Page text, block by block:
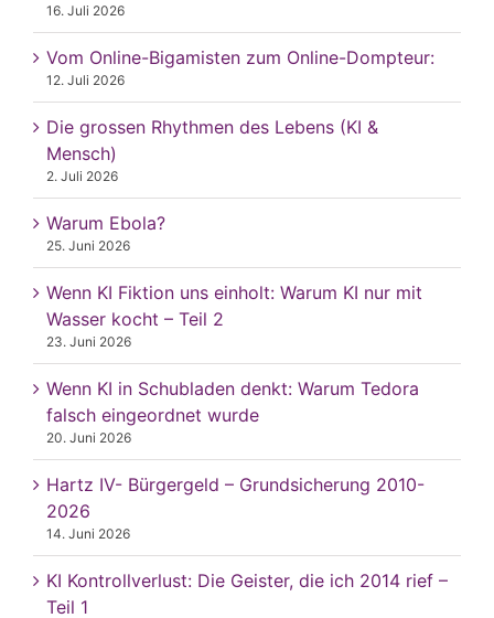
16. Juli 2026
Vom Online-Bigamisten zum Online-Dompteur:
12. Juli 2026
Die grossen Rhythmen des Lebens (KI &
Mensch)
2. Juli 2026
Warum Ebola?
25. Juni 2026
Wenn KI Fiktion uns einholt: Warum KI nur mit
Wasser kocht – Teil 2
23. Juni 2026
Wenn KI in Schubladen denkt: Warum Tedora
falsch eingeordnet wurde
20. Juni 2026
Hartz IV- Bürgergeld – Grundsicherung 2010-
2026
14. Juni 2026
KI Kontrollverlust: Die Geister, die ich 2014 rief –
Teil 1